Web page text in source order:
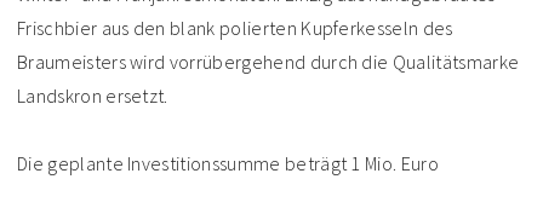
Frischbier aus den blank polierten Kupferkesseln des
Braumeisters wird vorrübergehend durch die Qualitätsmarke
Landskron ersetzt.
Die geplante Investitionssumme beträgt 1 Mio. Euro